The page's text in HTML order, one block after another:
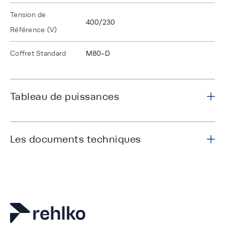
Tension de
Référence (V)
400/230
Coffret Standard M80-D
Tableau de puissances
Les documents techniques